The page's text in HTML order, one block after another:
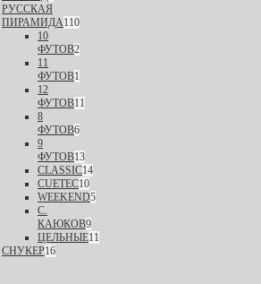
РУССКАЯ
ПИРАМИДА110
10
ФУТОВ2
11
ФУТОВ1
12
ФУТОВ11
8
ФУТОВ6
9
ФУТОВ13
CLASSIC14
CUETEC10
WEEKEND5
С.
КАЮКОВ9
ЦЕЛЬНЫЕ11
СНУКЕР16